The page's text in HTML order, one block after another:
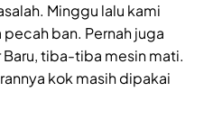
Minggu lalu kami
ban. Pernah juga
tiba-tiba mesin mati.
kok masih dipakai